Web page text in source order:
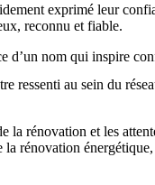
exprimé leur
reconnu et fiable.
d’un nom qui inspire
ressenti au sein du
rénovation et les
rénovation